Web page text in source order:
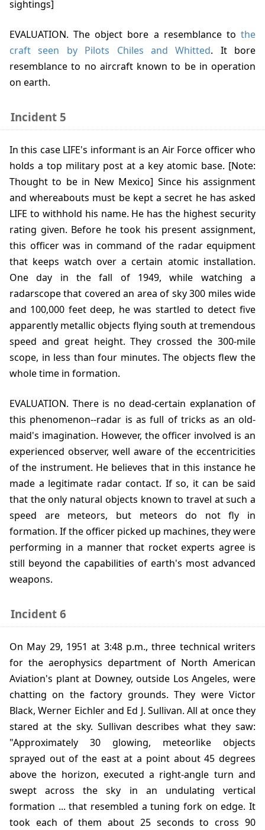
sightings]
EVALUATION. The object bore a resemblance to the
craft seen by Pilots Chiles and Whitted. It bore
resemblance to no aircraft known to be in operation
on earth.
Incident 5
In this case LIFE's informant is an Air Force officer who
holds a top military post at a key atomic base. [Note:
Thought to be in New Mexico] Since his assignment
and whereabouts must be kept a secret he has asked
LIFE to withhold his name. He has the highest security
rating given. Before he took his present assignment,
this officer was in command of the radar equipment
that keeps watch over a certain atomic installation.
One day in the fall of 1949, while watching a
radarscope that covered an area of sky 300 miles wide
and 100,000 feet deep, he was startled to detect five
apparently metallic objects flying south at tremendous
speed and great height. They crossed the 300-mile
scope, in less than four minutes. The objects flew the
whole time in formation.
EVALUATION. There is no dead-certain explanation of
this phenomenon--radar is as full of tricks as an old-
maid's imagination. However, the officer involved is an
experienced observer, well aware of the eccentricities
of the instrument. He believes that in this instance he
made a legitimate radar contact. If so, it can be said
that the only natural objects known to travel at such a
speed are meteors, but meteors do not fly in
formation. If the officer picked up machines, they were
performing in a manner that rocket experts agree is
still beyond the capabilities of earth's most advanced
weapons.
Incident 6
On May 29, 1951 at 3:48 p.m., three technical writers
for the aerophysics department of North American
Aviation's plant at Downey, outside Los Angeles, were
chatting on the factory grounds. They were Victor
Black, Werner Eichler and Ed J. Sullivan. All at once they
stared at the sky. Sullivan describes what they saw:
"Approximately 30 glowing, meteorlike objects
sprayed out of the east at a point about 45 degrees
above the horizon, executed a right-angle turn and
swept across the sky in an undulating vertical
formation ... that resembled a tuning fork on edge. It
took each of them about 25 seconds to cross 90